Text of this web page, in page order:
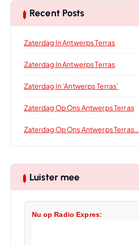
Recent Posts
Zaterdag In Antwerps Terras
Zaterdag In Antwerps Terras
Zaterdag In ‘Antwerps Terras’
Zaterdag Op Ons Antwerps Terras
Zaterdag Op Ons Antwerps Terras…
Luister mee
Nu op Radio Expres: